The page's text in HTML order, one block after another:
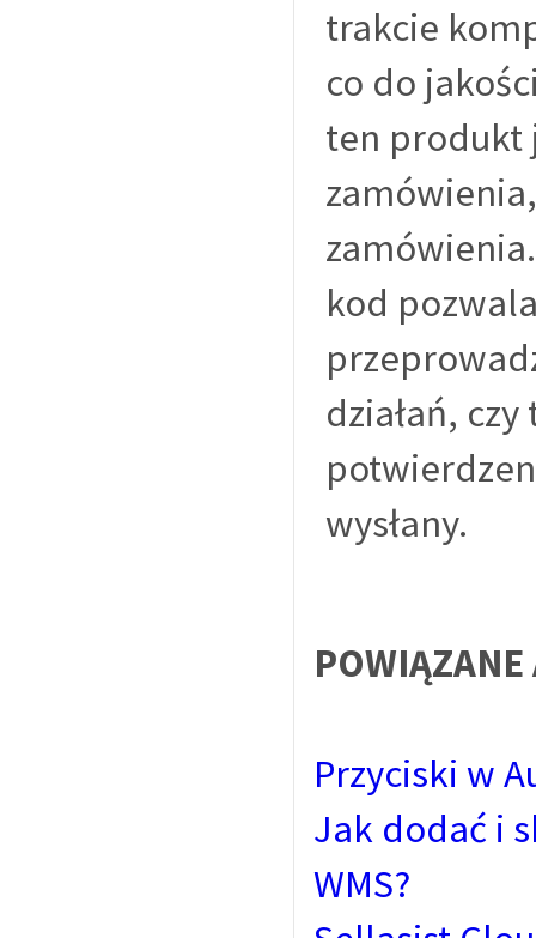
trakcie
co do
ten produkt
kod
działań,
wysłany.
Przyciski w
Jak dodać i
WMS?